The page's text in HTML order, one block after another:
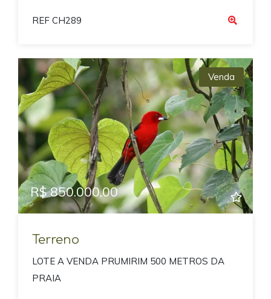
REF CH289
Venda
R$ 850.000,00
Terreno
LOTE A VENDA PRUMIRIM 500 METROS DA
PRAIA